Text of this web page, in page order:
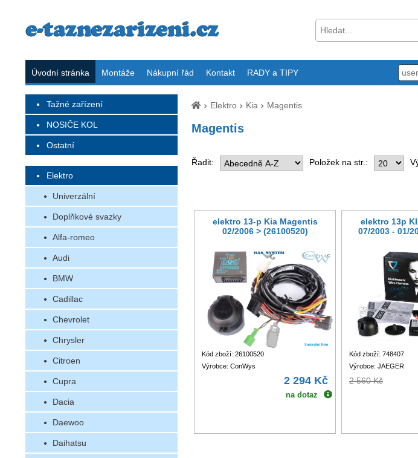
Úvodní stránka Montáže Nákupní řád Kontakt RADY a TIPY
Tažné zařízení
NOSIČE KOL
Ostatní
Elektro
Univerzální
Doplňkové svazky
Alfa-romeo
Audi
BMW
Cadillac
Chevrolet
Chrysler
Citroen
Cupra
Dacia
Daewoo
Daihatsu
Elektro Kia Magentis
Magentis
Řadit: Položek na str.:
elektro 13-p Kia Magentis
02/2006 > (26100520)
Kód zboží: 26100520
Výrobce: ConWys
2 294 Kč
na dotaz
elektro 13p
07/2003 - 01/
Kód zboží: 748407
Výrobce: JAEGER
2 560 Kč